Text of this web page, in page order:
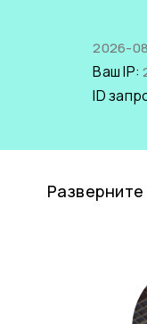
2026-
Ваш IP:
ID